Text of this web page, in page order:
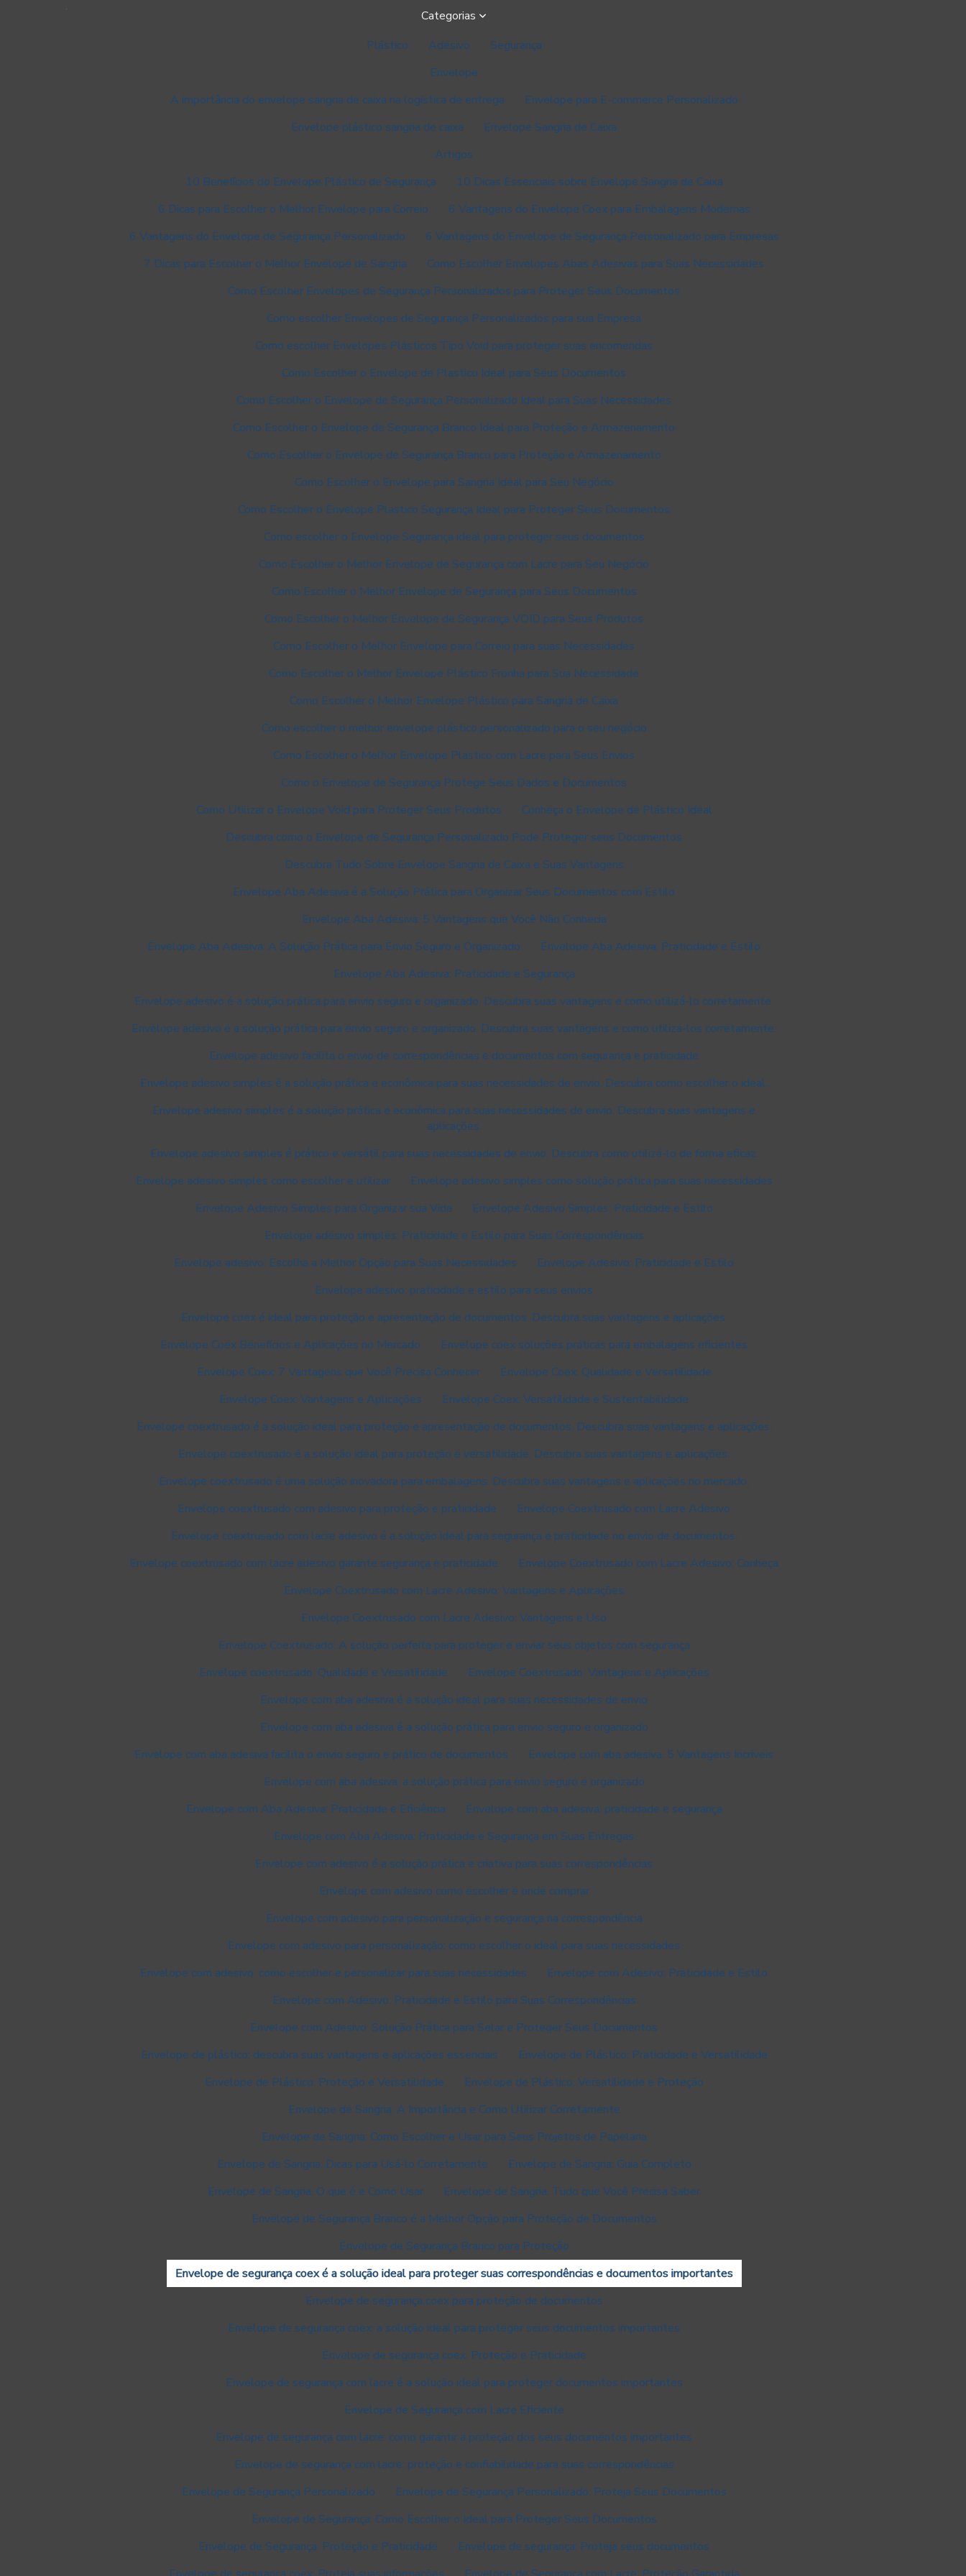
Categorias
Plástico
Adesivo
Segurança
Envelope
A importância do envelope sangria de caixa na logística de entrega
Envelope para E-commerce Personalizado
Envelope plástico sangria de caixa
Envelope Sangria de Caixa
Artigos
10 Benefícios do Envelope Plástico de Segurança
10 Dicas Essenciais sobre Envelope Sangria de Caixa
6 Dicas para Escolher o Melhor Envelope para Correio
6 Vantagens do Envelope Coex para Embalagens Modernas
6 Vantagens do Envelope de Segurança Personalizado
6 Vantagens do Envelope de Segurança Personalizado para Empresas
7 Dicas para Escolher o Melhor Envelope de Sangria
Como Escolher Envelopes Abas Adesivas para Suas Necessidades
Como Escolher Envelopes de Segurança Personalizados para Proteger Seus Documentos
Como escolher Envelopes de Segurança Personalizados para sua Empresa
Como escolher Envelopes Plásticos Tipo Void para proteger suas encomendas
Como Escolher o Envelope de Plastico Ideal para Seus Documentos
Como Escolher o Envelope de Segurança Personalizado Ideal para Suas Necessidades
Como Escolher o Envelope de Segurança Branco Ideal para Proteção e Armazenamento
Como Escolher o Envelope de Segurança Branco para Proteção e Armazenamento
Como Escolher o Envelope para Sangria Ideal para Seu Negócio
Como Escolher o Envelope Plastico Segurança Ideal para Proteger Seus Documentos
Como escolher o Envelope Segurança ideal para proteger seus documentos
Como Escolher o Melhor Envelope de Segurança com Lacre para Seu Negócio
Como Escolher o Melhor Envelope de Segurança para Seus Documentos
Como Escolher o Melhor Envelope de Segurança VOID para Seus Produtos
Como Escolher o Melhor Envelope para Correio para suas Necessidades
Como Escolher o Melhor Envelope Plástico Fronha para Sua Necessidade
Como Escolher o Melhor Envelope Plástico para Sangria de Caixa
Como escolher o melhor envelope plástico personalizado para o seu negócio
Como Escolher o Melhor Envelope Plastico com Lacre para Seus Envios
Como o Envelope de Segurança Protege Seus Dados e Documentos
Como Utilizar o Envelope Void para Proteger Seus Produtos
Conheça o Envelope de Plástico Ideal
Descubra como o Envelope de Segurança Personalizado Pode Proteger seus Documentos
Descubra Tudo Sobre Envelope Sangria de Caixa e Suas Vantagens
Envelope Aba Adesiva é a Solução Prática para Organizar Seus Documentos com Estilo
Envelope Aba Adesiva: 5 Vantagens que Você Não Conhecia
Envelope Aba Adesiva: A Solução Prática para Envio Seguro e Organizado
Envelope Aba Adesiva: Praticidade e Estilo
Envelope Aba Adesiva: Praticidade e Segurança
Envelope adesivo é a solução prática para envio seguro e organizado. Descubra suas vantagens e como utilizá-lo corretamente.
Envelope adesivo é a solução prática para envio seguro e organizado. Descubra suas vantagens e como utilizá-los corretamente.
Envelope adesivo facilita o envio de correspondências e documentos com segurança e praticidade
Envelope adesivo simples é a solução prática e econômica para suas necessidades de envio. Descubra como escolher o ideal.
Envelope adesivo simples é a solução prática e econômica para suas necessidades de envio. Descubra suas vantagens e
aplicações.
Envelope adesivo simples é prático e versátil para suas necessidades de envio. Descubra como utilizá-lo de forma eficaz.
Envelope adesivo simples como escolher e utilizar
Envelope adesivo simples como solução prática para suas necessidades
Envelope Adesivo Simples para Organizar sua Vida
Envelope Adesivo Simples: Praticidade e Estilo
Envelope adesivo simples: Praticidade e Estilo para Suas Correspondências
Envelope adesivo: Escolha a Melhor Opção para Suas Necessidades
Envelope Adesivo: Praticidade e Estilo
Envelope adesivo: praticidade e estilo para seus envios
Envelope coex é ideal para proteção e apresentação de documentos. Descubra suas vantagens e aplicações.
Envelope Coex Benefícios e Aplicações no Mercado
Envelope coex soluções práticas para embalagens eficientes
Envelope Coex: 7 Vantagens que Você Precisa Conhecer
Envelope Coex: Qualidade e Versatilidade
Envelope Coex: Vantagens e Aplicações
Envelope Coex: Versatilidade e Sustentabilidade
Envelope coextrusado é a solução ideal para proteção e apresentação de documentos. Descubra suas vantagens e aplicações.
Envelope coextrusado é a solução ideal para proteção e versatilidade. Descubra suas vantagens e aplicações.
Envelope coextrusado é uma solução inovadora para embalagens. Descubra suas vantagens e aplicações no mercado.
Envelope coextrusado com adesivo para proteção e praticidade
Envelope Coextrusado com Lacre Adesivo
Envelope coextrusado com lacre adesivo é a solução ideal para segurança e praticidade no envio de documentos.
Envelope coextrusado com lacre adesivo garante segurança e praticidade
Envelope Coextrusado com Lacre Adesivo: Conheça
Envelope Coextrusado com Lacre Adesivo: Vantagens e Aplicações
Envelope Coextrusado com Lacre Adesivo: Vantagens e Uso
Envelope Coextrusado: A solução perfeita para proteger e enviar seus objetos com segurança
Envelope coextrusado: Qualidade e Versatilidade
Envelope Coextrusado: Vantagens e Aplicações
Envelope com aba adesiva é a solução ideal para suas necessidades de envio
Envelope com aba adesiva é a solução prática para envio seguro e organizado
Envelope com aba adesiva facilita o envio seguro e prático de documentos
Envelope com aba adesiva: 5 Vantagens Incríveis
Envelope com aba adesiva: a solução prática para envio seguro e organizado
Envelope com Aba Adesiva: Praticidade e Eficiência
Envelope com aba adesiva: praticidade e segurança
Envelope com Aba Adesiva: Praticidade e Segurança em Suas Entregas
Envelope com adesivo é a solução prática e criativa para suas correspondências
Envelope com adesivo como escolher e onde comprar
Envelope com adesivo para personalização e segurança na correspondência
Envelope com adesivo para personalização: como escolher o ideal para suas necessidades
Envelope com adesivo: como escolher e personalizar para suas necessidades
Envelope com Adesivo: Praticidade e Estilo
Envelope com Adesivo: Praticidade e Estilo para Suas Correspondências
Envelope com Adesivo: Solução Prática para Selar e Proteger Seus Documentos
Envelope de plástico: descubra suas vantagens e aplicações essenciais
Envelope de Plástico: Praticidade e Versatilidade
Envelope de Plástico: Proteção e Versatilidade
Envelope de Plástico: Versatilidade e Proteção
Envelope de Sangria: A Importância e Como Utilizar Corretamente
Envelope de Sangria: Como Escolher e Usar para Seus Projetos de Papelaria
Envelope de Sangria: Dicas para Usá-lo Corretamente
Envelope de Sangria: Guia Completo
Envelope de Sangria: O que é e Como Usar
Envelope de Sangria: Tudo que Você Precisa Saber
Envelope de Segurança Branco é a Melhor Opção para Proteção de Documentos
Envelope de Segurança Branco para Proteção
Envelope de segurança coex é a solução ideal para proteger suas correspondências e documentos importantes
Envelope de segurança coex para proteção de documentos
Envelope de segurança coex: a solução ideal para proteger seus documentos importantes
Envelope de segurança coex: Proteção e Praticidade
Envelope de segurança com lacre é a solução ideal para proteger documentos importantes
Envelope de Segurança com Lacre Eficiente
Envelope de segurança com lacre: como garantir a proteção dos seus documentos importantes
Envelope de segurança com lacre: proteção e confiabilidade para suas correspondências
Envelope de Segurança Personalizado
Envelope de Segurança Personalizado: Proteja Seus Documentos
Envelope de Segurança: Como Escolher o Ideal para Proteger Seus Documentos
Envelope de Segurança: Proteção e Praticidade
Envelope de segurança: Proteja seus documentos